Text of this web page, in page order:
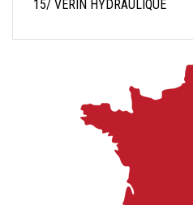
15/ VERIN HYDRAULIQUE